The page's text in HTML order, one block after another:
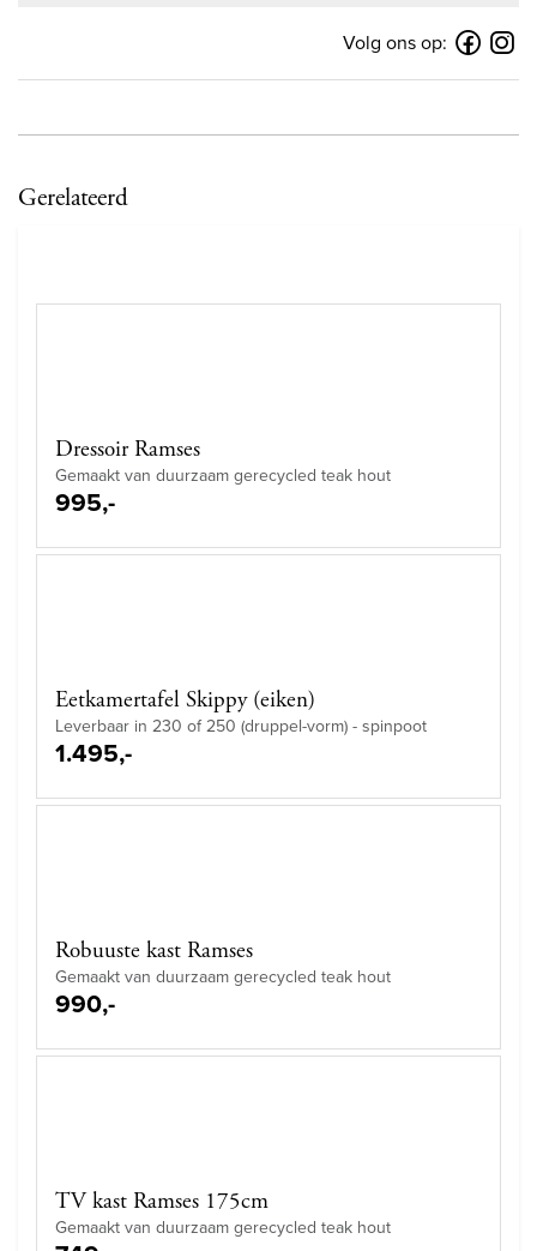
Volg ons op:
Gerelateerd
Dressoir Ramses
Gemaakt van duurzaam gerecycled teak hout
995,-
Eetkamertafel Skippy (eiken)
Leverbaar in 230 of 250 (druppel-vorm) - spinpoot
1.495,-
Robuuste kast Ramses
Gemaakt van duurzaam gerecycled teak hout
990,-
TV kast Ramses 175cm
Gemaakt van duurzaam gerecycled teak hout